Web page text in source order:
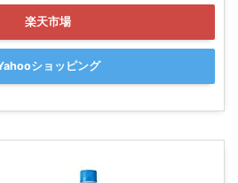
楽天市場
ショッピング